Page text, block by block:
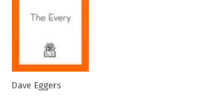
Dave Eggers